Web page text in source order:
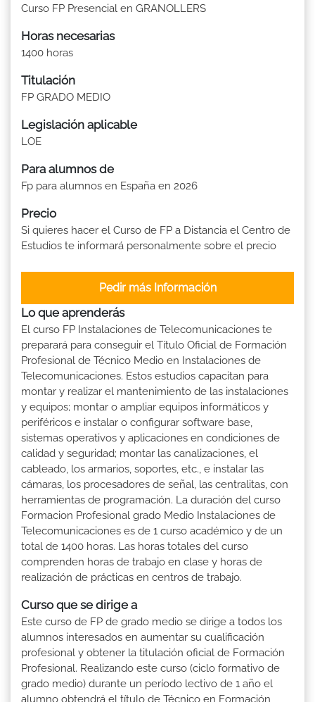
Curso FP Presencial en GRANOLLERS
Horas necesarias
1400 horas
Titulación
FP GRADO MEDIO
Legislación aplicable
LOE
Para alumnos de
Fp para alumnos en España en 2026
Precio
Si quieres hacer el Curso de FP a Distancia el Centro de
Estudios te informará personalmente sobre el precio
Pedir más Información
Lo que aprenderás
El curso FP Instalaciones de Telecomunicaciones te
preparará para conseguir el Título Oficial de Formación
Profesional de Técnico Medio en Instalaciones de
Telecomunicaciones. Estos estudios capacitan para
montar y realizar el mantenimiento de las instalaciones
y equipos; montar o ampliar equipos informáticos y
periféricos e instalar o configurar software base,
sistemas operativos y aplicaciones en condiciones de
calidad y seguridad; montar las canalizaciones, el
cableado, los armarios, soportes, etc., e instalar las
cámaras, los procesadores de señal, las centralitas, con
herramientas de programación. La duración del curso
Formacion Profesional grado Medio Instalaciones de
Telecomunicaciones es de 1 curso académico y de un
total de 1400 horas. Las horas totales del curso
comprenden horas de trabajo en clase y horas de
realización de prácticas en centros de trabajo.
Curso que se dirige a
Este curso de FP de grado medio se dirige a todos los
alumnos interesados en aumentar su cualificación
profesional y obtener la titulación oficial de Formación
Profesional. Realizando este curso (ciclo formativo de
grado medio) durante un período lectivo de 1 año el
alumno obtendrá el título de Técnico en Formación